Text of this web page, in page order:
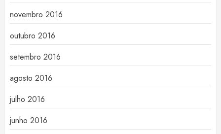
novembro 2016
outubro 2016
setembro 2016
agosto 2016
julho 2016
junho 2016